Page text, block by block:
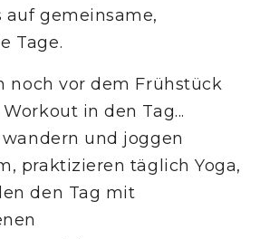
AUSFLÜGE
KONTAKT
ZIMMER ANZEIGEN
RETREAT VERANSTALTEN
auf gemeinsame,
Tage.
noch vor dem Frühstück
in den Tag...
und joggen
praktizieren täglich Yoga,
den Tag mit